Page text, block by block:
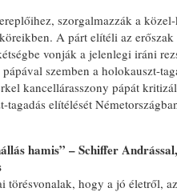
szorgalmazzák a
A párt elítéli az
vonják a jelenlegi iráni
szemben a holokauszt-
kancellárasszony pápát
elítélését
hamis” – Schiffer
hogy a jó életről,